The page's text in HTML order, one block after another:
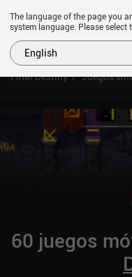
Final Destiny Juegos
60 juegos
The language of the page you
system language. Please select
English